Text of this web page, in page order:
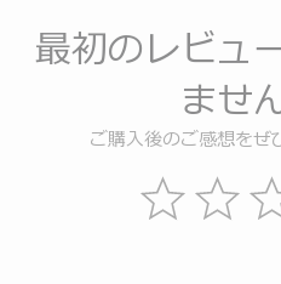
最初のレビュ
ませ
ご購入後のご感想をぜ